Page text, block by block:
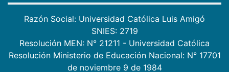
Razón Social: Universidad Católica Luis Amigó
SNIES: 2719
Resolución MEN: N° 21211 - Universidad Católica
Resolución Ministerio de Educación Nacional: N° 17701
de noviembre 9 de 1984